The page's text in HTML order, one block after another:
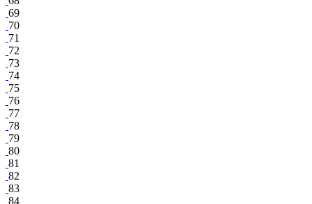
69
70
71
72
73
74
75
76
77
78
79
80
81
82
83
84